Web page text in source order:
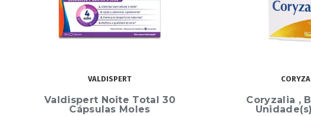
CORYZALIA
Coryzalia , Blister 40
Unidade(s) Comp
Septolete Duo
3mg+1mg